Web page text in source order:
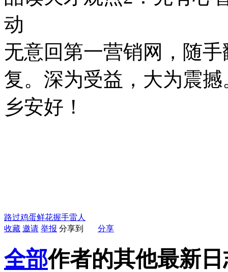
动
无意回第一营销网，随
复。深为受益，大为震
乡安好！
路过鸡蛋鲜花握手雷人
收藏 邀请 举报 分享到 分享
全部作者的其他最新日